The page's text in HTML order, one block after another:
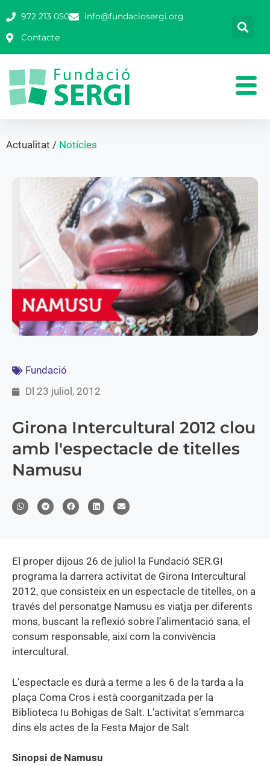
972 213 050
info@fundaciosergi.org
Contacte
Actualitat / Notícies
Fundació
Dl 23 juliol, 2012
Girona Intercultural 2012 clou
amb l'espectacle de titelles
Namusu
El proper dijous 26 de juliol la Fundació SER.GI
programa la darrera activitat de Girona Intercultural
2012, que consisteix en un espectacle de titelles, on a
través del personatge Namusu es viatja per diferents
mons, buscant la reflexió sobre l’alimentació sana, el
consum responsable, així com la convivència
intercultural.
L’espectacle es durà a terme a les 6 de la tarda a la
plaça Coma Cros i està coorganitzada per la
Biblioteca Iu Bohigas de Salt. L’activitat s’emmarca
dins els actes de la Festa Major de Salt
Sinopsi de Namusu